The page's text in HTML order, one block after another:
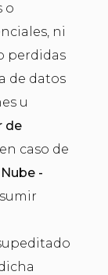
o
ni
perdidas
de datos
u
de
caso de
-